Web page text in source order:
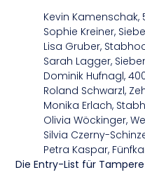
Kevin Kamenschak,
Sophie Kreiner,
Lisa Gruber,
Sarah Lagger,
Dominik Hufnagl,
Roland Schwarzl,
Monika Erlach,
Olivia Wöckinger,
Silvia Czerny-
Petra Kaspar,
Die Entry-List für